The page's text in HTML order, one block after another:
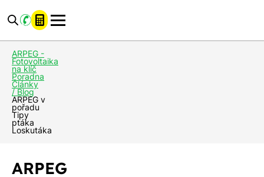
ARPEG -
Fotovoltaika
na klíč
Poradna
Články
/ Blog
ARPEG v
pořadu
Tipy
ptáka
Loskutáka
ARPEG